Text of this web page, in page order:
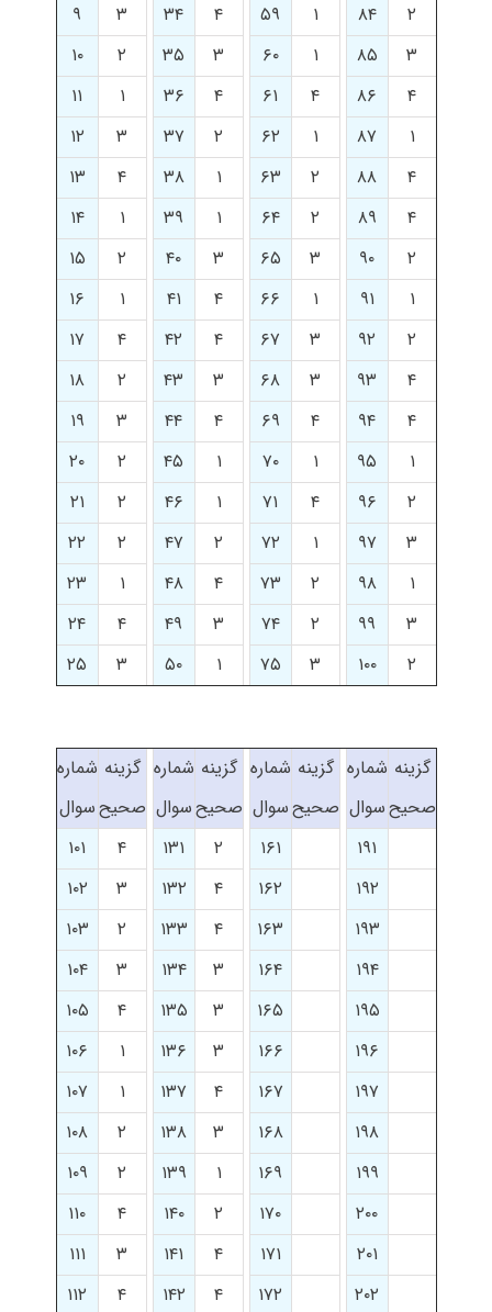
۲
۸۴ ۱ ۵۹ ۴ ۳۴ ۳
۹
۳
۸۵ ۱ ۶۰ ۳ ۳۵ ۲
۱۰
۴
۸۶ ۴ ۶۱ ۴ ۳۶ ۱
۱۱
۱
۸۷ ۱ ۶۲ ۲ ۳۷ ۳
۱۲
۴
۸۸ ۲ ۶۳ ۱ ۳۸ ۴
۱۳
۴
۸۹ ۲ ۶۴ ۱ ۳۹ ۱
۱۴
۲
۹۰ ۳ ۶۵ ۳ ۴۰ ۲
۱۵
۱
۹۱ ۱ ۶۶ ۴ ۴۱ ۱
۱۶
۲
۹۲ ۳ ۶۷ ۴ ۴۲ ۴
۱۷
۴
۹۳ ۳ ۶۸ ۳ ۴۳ ۲
۱۸
۴
۹۴ ۴ ۶۹ ۴ ۴۴ ۳
۱۹
۱
۹۵ ۱ ۷۰ ۱ ۴۵ ۲
۲۰
۲
۹۶ ۴ ۷۱ ۱ ۴۶ ۲
۲۱
۳
۹۷ ۱ ۷۲ ۲ ۴۷ ۲
۲۲
۱
۹۸ ۲ ۷۳ ۴ ۴۸ ۱
۲۳
۳
۹۹ ۲ ۷۴ ۳ ۴۹ ۴
۲۴
۲
۱۰۰ ۳ ۷۵ ۱ ۵۰ ۳ ۲۵
گزینه
صحیح
شماره
سوال
گزینه
صحیح
شماره
سوال
گزینه
صحیح
شماره
سوال
گزینه
صحیح
شماره
سوال
۱۹۱
۱۶۱ ۲ ۱۳۱ ۴
۱۰۱
۱۹۲
۱۶۲ ۴ ۱۳۲ ۳
۱۰۲
۱۹۳
۱۶۳ ۴ ۱۳۳ ۲
۱۰۳
۱۹۴
۱۶۴ ۳ ۱۳۴ ۳
۱۰۴
۱۹۵
۱۶۵ ۳ ۱۳۵ ۴
۱۰۵
۱۹۶
۱۶۶ ۳ ۱۳۶ ۱
۱۰۶
۱۹۷
۱۶۷ ۴ ۱۳۷ ۱
۱۰۷
۱۹۸
۱۶۸ ۳ ۱۳۸ ۲
۱۰۸
۱۹۹
۱۶۹ ۱ ۱۳۹ ۲
۱۰۹
۲۰۰
۱۷۰ ۲ ۱۴۰ ۴
۱۱۰
۲۰۱
۱۷۱ ۴ ۱۴۱ ۳
۱۱۱
۲۰۲
۱۷۲ ۴ ۱۴۲ ۴ ۱۱۲